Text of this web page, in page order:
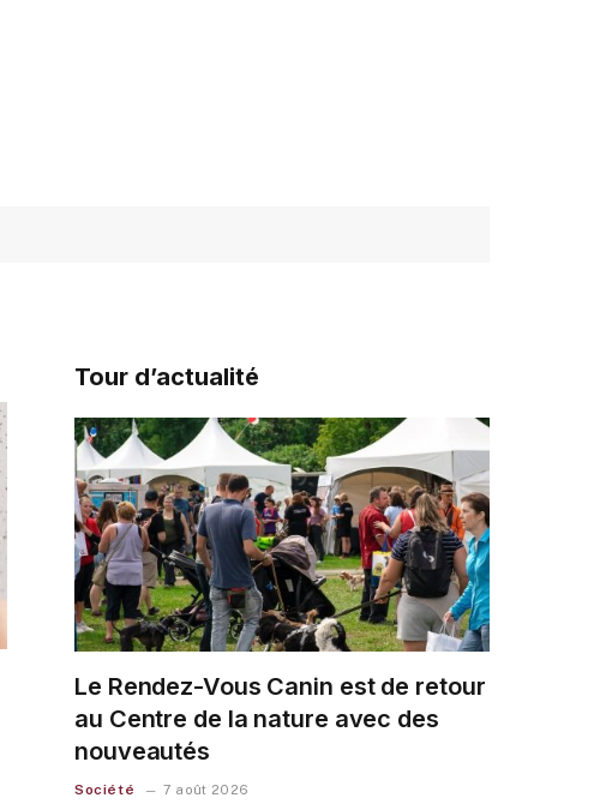
Tour d’actualité
Le Rendez-Vous Canin est de retour
au Centre de la nature avec des
nouveautés
Société 7 août 2026